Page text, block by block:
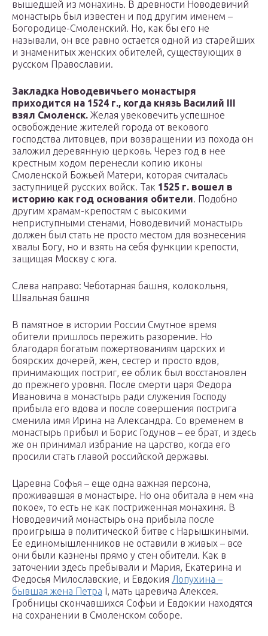
вышедшей из монахинь. В древности Новодевичий
монастырь был известен и под другим именем –
Богородице-Смоленский. Но, как бы его не
называли, он все равно остается одной из старейших
и знаменитых женских обителей, существующих в
русском Православии.
Закладка Новодевичьего монастыря
приходится на 1524 г., когда князь Василий III
взял Смоленск. Желая увековечить успешное
освобождение жителей города от векового
господства литовцев, при возвращении из похода он
заложил деревянную церковь. Через год в нее
крестным ходом перенесли копию иконы
Смоленской Божьей Матери, которая считалась
заступницей русских войск. Так 1525 г. вошел в
историю как год основания обители. Подобно
другим храмам-крепостям с высокими
неприступными стенами, Новодевичий монастырь
должен был стать не просто местом для вознесения
хвалы Богу, но и взять на себя функции крепости,
защищая Москву с юга.
Слева направо: Чеботарная башня, колокольня,
Швальная башня
В памятное в истории России Смутное время
обители пришлось пережить разорение. Но
благодаря богатым пожертвованиям царских и
боярских дочерей, жен, сестер и просто вдов,
принимающих постриг, ее облик был восстановлен
до прежнего уровня. После смерти царя Федора
Ивановича в монастырь ради служения Господу
прибыла его вдова и после совершения пострига
сменила имя Ирина на Александра. Со временем в
монастырь прибыл и Борис Годунов – ее брат, и здесь
же он принимал избрание на царство, когда его
просили стать главой российской державы.
Царевна Софья – еще одна важная персона,
проживавшая в монастыре. Но она обитала в нем «на
покое», то есть не как постриженная монахиня. В
Новодевичий монастырь она прибыла после
проигрыша в политической битве с Нарышкиными.
Ее единомышленников не оставили в живых – все
они были казнены прямо у стен обители. Как в
заточении здесь пребывали и Мария, Екатерина и
Федосья Милославские, и Евдокия Лопухина –
бывшая жена Петра I, мать царевича Алексея.
Гробницы скончавшихся Софьи и Евдокии находятся
на сохранении в Смоленском соборе.